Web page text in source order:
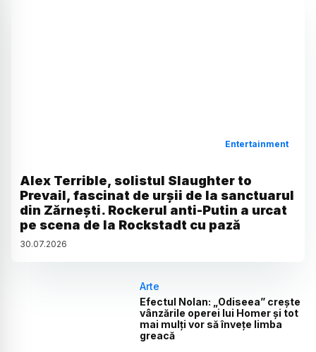
Entertainment
Alex Terrible, solistul Slaughter to
Prevail, fascinat de urșii de la sanctuarul
din Zărnești. Rockerul anti-Putin a urcat
pe scena de la Rockstadt cu pază
30.07.2026
Arte
Efectul Nolan: „Odiseea” crește
vânzările operei lui Homer și tot
mai mulți vor să învețe limba
greacă